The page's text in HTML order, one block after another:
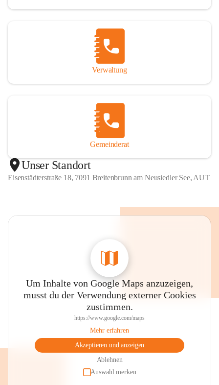
Verwaltung
Gemeinderat
Unser Standort
Eisenstädterstraße 18, 7091 Breitenbrunn am Neusiedler See, AUT
Um Inhalte von Google Maps anzuzeigen,
musst du der Verwendung externer Cookies
zustimmen.
https://www.google.com/maps
Mehr erfahren
Akzeptieren und anzeigen
Ablehnen
Auswahl merken